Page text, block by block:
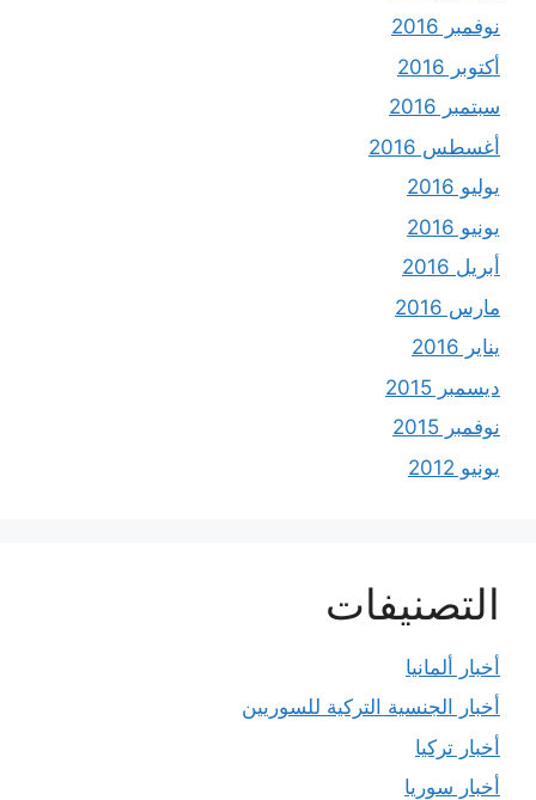
نوفمبر 2016
أكتوبر 2016
سبتمبر 2016
أغسطس 2016
يوليو 2016
يونيو 2016
أبريل 2016
مارس 2016
يناير 2016
ديسمبر 2015
نوفمبر 2015
يونيو 2012
التصنيفات
أخبار ألمانيا
أخبار الجنسية التركية للسوريين
أخبار تركيا
أخبار سوريا